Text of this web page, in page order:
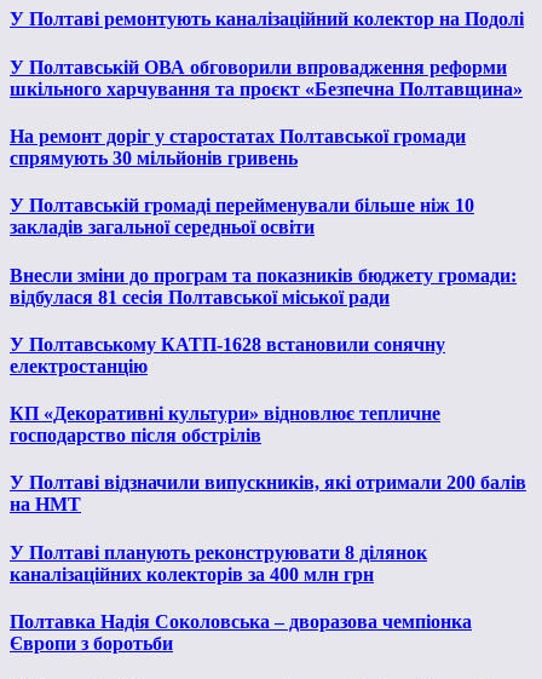
У Полтаві ремонтують каналізаційний колектор на Подолі
У Полтавській ОВА обговорили впровадження реформи
шкільного харчування та проєкт «Безпечна Полтавщина»
На ремонт доріг у старостатах Полтавської громади
спрямують 30 мільйонів гривень
У Полтавській громаді перейменували більше ніж 10
закладів загальної середньої освіти
Внесли зміни до програм та показників бюджету громади:
відбулася 81 сесія Полтавської міської ради
У Полтавському КАТП-1628 встановили сонячну
електростанцію
КП «Декоративні культури» відновлює тепличне
господарство після обстрілів
У Полтаві відзначили випускників, які отримали 200 балів
на НМТ
У Полтаві планують реконструювати 8 ділянок
каналізаційних колекторів за 400 млн грн
Полтавка Надія Соколовська – дворазова чемпіонка
Європи з боротьби